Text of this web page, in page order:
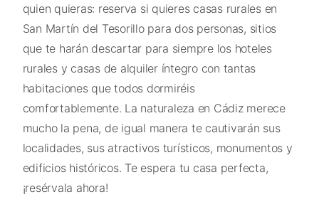
quien quieras: reserva si quieres casas rurales en
San Martín del Tesorillo para dos personas, sitios
que te harán descartar para siempre los hoteles
rurales y casas de alquiler íntegro con tantas
habitaciones que todos dormiréis
comfortablemente. La naturaleza en Cádiz merece
mucho la pena, de igual manera te cautivarán sus
localidades, sus atractivos turísticos, monumentos y
edificios históricos. Te espera tu casa perfecta,
¡resérvala ahora!